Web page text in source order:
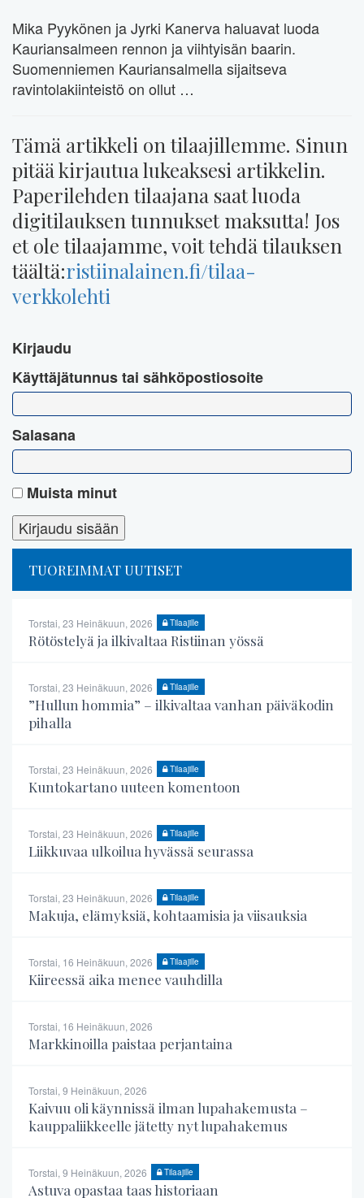
Mika Pyykönen ja Jyrki Kanerva haluavat luoda
Kauriansalmeen rennon ja viihtyisän baarin.
Suomenniemen Kauriansalmella sijaitseva
ravintolakiinteistö on ollut …
Tämä artikkeli on tilaajillemme. Sinun
pitää kirjautua lukeaksesi artikkelin.
Paperilehden tilaajana saat luoda
digitilauksen tunnukset maksutta! Jos
et ole tilaajamme, voit tehdä tilauksen
täältä:ristiinalainen.fi/tilaa-
verkkolehti
Kirjaudu
Käyttäjätunnus tai sähköpostiosoite
Salasana
Muista minut
TUOREIMMAT UUTISET
Torstai, 23 Heinäkuun, 2026 Tilaajille
Rötöstelyä ja ilkivaltaa Ristiinan yössä
Torstai, 23 Heinäkuun, 2026 Tilaajille
”Hullun hommia” – ilkivaltaa vanhan päiväkodin
pihalla
Torstai, 23 Heinäkuun, 2026 Tilaajille
Kuntokartano uuteen komentoon
Torstai, 23 Heinäkuun, 2026 Tilaajille
Liikkuvaa ulkoilua hyvässä seurassa
Torstai, 23 Heinäkuun, 2026 Tilaajille
Makuja, elämyksiä, kohtaamisia ja viisauksia
Torstai, 16 Heinäkuun, 2026 Tilaajille
Kiireessä aika menee vauhdilla
Torstai, 16 Heinäkuun, 2026
Markkinoilla paistaa perjantaina
Torstai, 9 Heinäkuun, 2026
Kaivuu oli käynnissä ilman lupahakemusta –
kauppaliikkeelle jätetty nyt lupahakemus
Torstai, 9 Heinäkuun, 2026 Tilaajille
Astuva opastaa taas historiaan